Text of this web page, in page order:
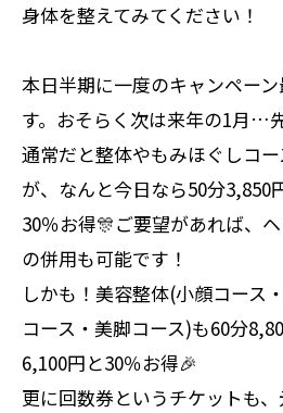
身体を整えてみてください！
本日半期に一度のキャンペー
す。おそらく次は来年の1月…
通常だと整体やもみほぐしコ
が、なんと今日なら50分3,850
30％お得🎊ご要望があれば、
の併用も可能です！
しかも！美容整体(小顔コース
コース・美脚コース)も60分
6,100円と30％お得🎉
更に回数券というチケットも